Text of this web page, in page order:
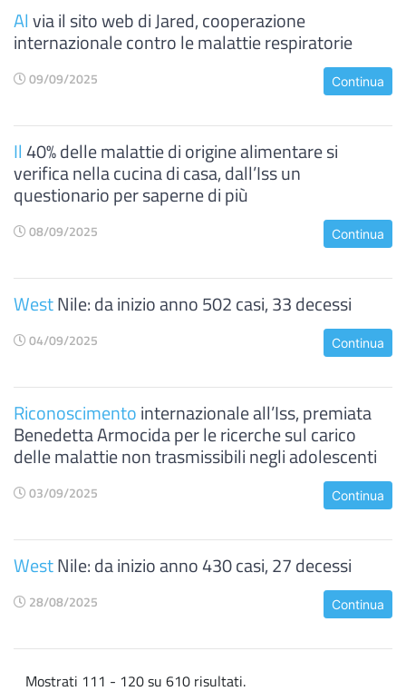
Alvia il sito web di Jared, cooperazione
internazionale contro le malattie respiratorie
09/09/2025 Continua
Il40% delle malattie di origine alimentare si
verifica nella cucina di casa, dall’Iss un
questionario per saperne di più
08/09/2025 Continua
WestNile: da inizio anno 502 casi, 33 decessi
04/09/2025 Continua
Riconoscimentointernazionale all’Iss, premiata
Benedetta Armocida per le ricerche sul carico
delle malattie non trasmissibili negli adolescenti
03/09/2025 Continua
WestNile: da inizio anno 430 casi, 27 decessi
28/08/2025 Continua
Mostrati 111 - 120 su 610 risultati.